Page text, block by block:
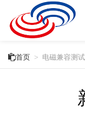
首页 > 电磁兼容测